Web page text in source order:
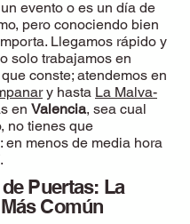
evento o es un día de
pero conociendo bien
Llegamos rápido y
solo trabajamos en
conste; atendemos en
y hasta La Malva-
en Valencia, sea cual
no tienes que
en menos de media hora
Puertas: La
Común